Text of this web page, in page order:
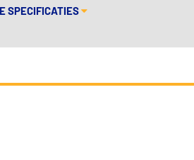
SPECIFICATIES